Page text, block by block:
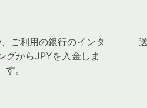
ご利用の銀行のインタ
グからJPYを入金しま
す。